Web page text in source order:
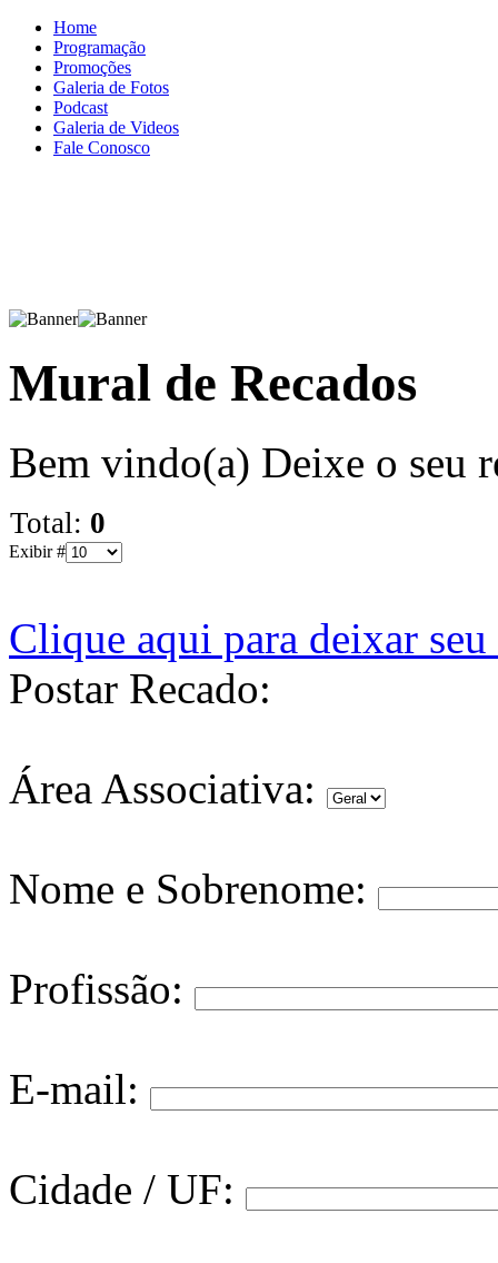
Home
Programação
Promoções
Galeria de Fotos
Podcast
Galeria de Videos
Fale Conosco
Mural de Recados
Bem vindo(a) Deixe o seu
Total: 0
Exibir #
Clique aqui para deixar
Postar Recado:
Área Associativa:
Nome e Sobrenome:
Profissão:
E-mail:
Cidade / UF: